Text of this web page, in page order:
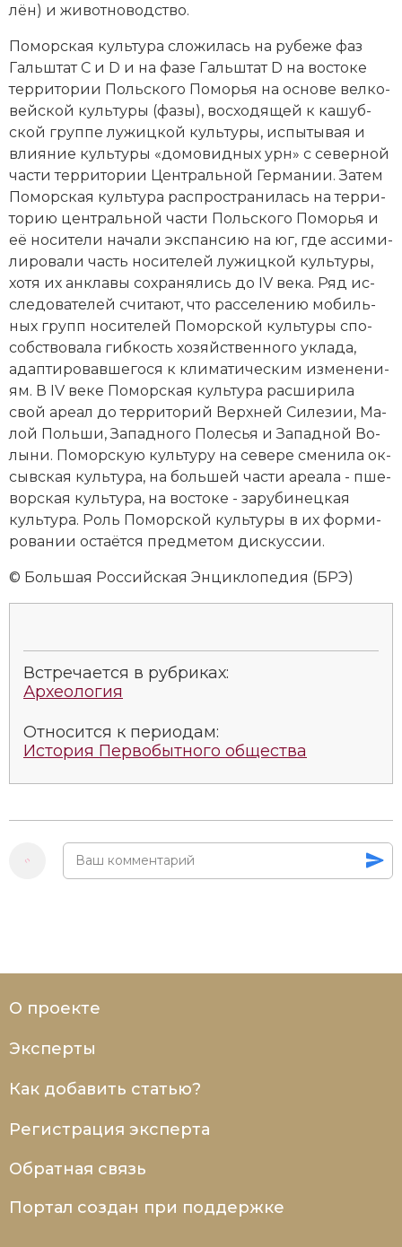
лён) и жи­вот­но­вод­ст­во.
Поморская культура сло­жи­лась на ру­бе­же фаз
Галь­штат С и D и на фа­зе Галь­штат D на вос­то­ке
тер­ри­то­рии Поль­ско­го По­мо­рья на ос­но­ве вел­ко­
вей­ской куль­ту­ры (фа­зы), вос­хо­дя­щей к ка­шуб­
ской груп­пе лу­жиц­кой куль­ту­ры, ис­пы­ты­вая и
влия­ние куль­ту­ры «до­мо­вид­ных урн» с северной
час­ти тер­ри­то­рии Центральной Гер­ма­нии. За­тем
Поморская культура рас­про­стра­ни­лась на тер­ри­
то­рию центральной час­ти Поль­ско­го По­мо­рья и
её но­си­те­ли на­ча­ли экс­пан­сию на юг, где ас­си­ми­
ли­ро­ва­ли часть но­си­те­лей лу­жиц­кой куль­ту­ры,
хо­тя их анк­ла­вы со­хра­ня­лись до IV века. Ряд ис­
сле­до­ва­те­лей счи­та­ют, что рас­се­ле­нию мо­биль­
ных групп но­си­те­лей Поморской культуры спо­
соб­ст­во­ва­ла гиб­кость хо­зяйственного ук­ла­да,
адап­ти­ро­вав­ше­го­ся к кли­ма­тическим из­ме­не­ни­
ям. В IV веке Поморская культура рас­ши­ри­ла
свой аре­ал до тер­ри­то­рий Верх­ней Си­ле­зии, Ма­
лой Поль­ши, Западного По­ле­сья и Западной Во­
лы­ни. Поморскую культуру на се­ве­ре сме­ни­ла ок­
сыв­ская куль­ту­ра, на большей части ареа­ла - пше­
вор­ская куль­ту­ра, на вос­то­ке - за­ру­би­нец­кая
куль­ту­ра. Роль Поморской культуры в их фор­ми­
ро­ва­нии ос­та­ёт­ся пред­ме­том дис­кус­сии.
© Большая Российская Энциклопедия (БРЭ)
Встречается в рубриках:
Археология
Относится к периодам:
История Первобытного общества
О проекте
Эксперты
Как добавить статью?
Регистрация эксперта
Обратная связь
Портал создан при поддержке